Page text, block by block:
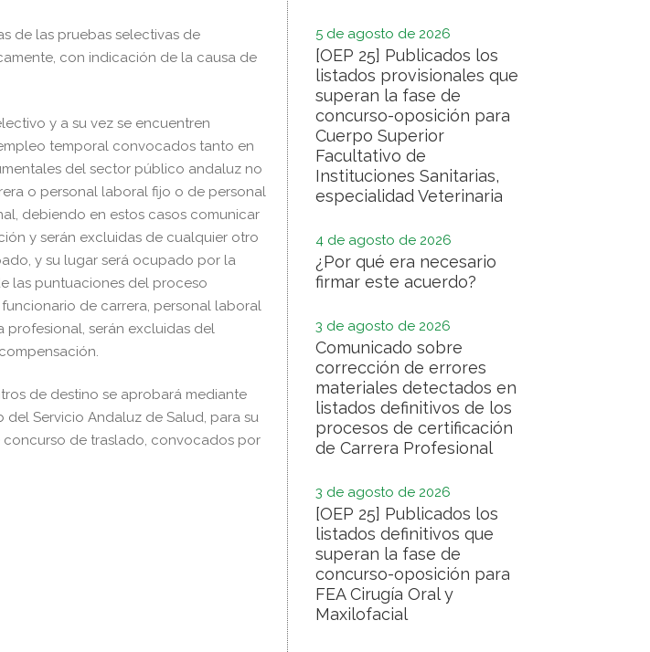
de las pruebas selectivas de
con indicación de la causa de
y a su vez se encuentren
temporal convocados tanto en
del sector público andaluz no
o personal laboral fijo o de personal
debiendo en estos casos comunicar
y serán excluidas de cualquier otro
y su lugar será ocupado por la
las puntuaciones del proceso
de carrera, personal laboral
serán excluidas del
de destino se aprobará mediante
Servicio Andaluz de Salud, para su
de traslado, convocados por
5 de agosto de 2026
[OEP 25] Publicados los
listados provisionales que
superan la fase de
concurso-oposición para
Cuerpo Superior
Facultativo de
Instituciones Sanitarias,
especialidad Veterinaria
4 de agosto de 2026
¿Por qué era necesario
firmar este acuerdo?
3 de agosto de 2026
Comunicado sobre
corrección de errores
materiales detectados en
listados definitivos de los
procesos de certificación
de Carrera Profesional
3 de agosto de 2026
[OEP 25] Publicados los
listados definitivos que
superan la fase de
concurso-oposición para
FEA Cirugía Oral y
Maxilofacial